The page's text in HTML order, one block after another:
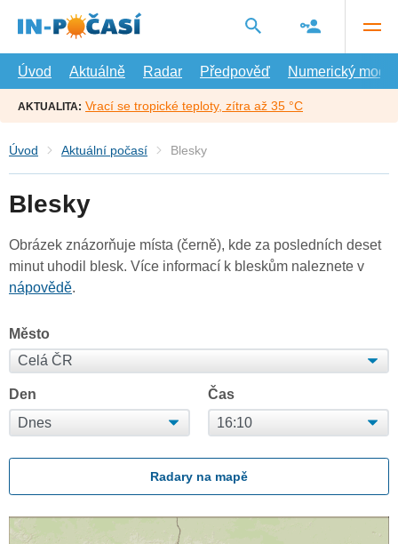
hlavní
Úvod
Aktuálně Radar Předpověď Numerický model
AKTUALITA: Vrací se tropické teploty, zítra až 35 °C
Úvod Aktuální počasí Blesky
Blesky
Obrázek znázorňuje místa (černě), kde za posledních deset
minut uhodil blesk. Více informací k bleskům naleznete v
nápovědě.
Město
Den Čas
Radary na mapě